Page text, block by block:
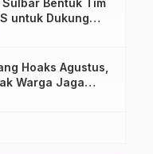
untuk Dukung
di
Hoaks Agustus,
Warga Jaga